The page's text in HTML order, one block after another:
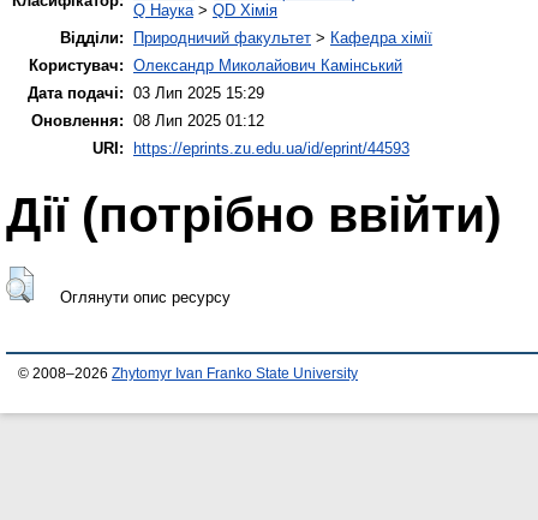
Q Наука> QD Хімія
Відділи:
Природничий факультет > Кафедра хімії
Користувач: Олександр Миколайович Камінський
Дата подачі: 03 Лип 2025 15:29
Оновлення: 08 Лип 2025 01:12
URI:
https://eprints.zu.edu.ua/id/eprint/44593
Дії ​​(потрібно ввійти)
Оглянути опис ресурсу
© 2008–2026 Zhytomyr Ivan Franko State University